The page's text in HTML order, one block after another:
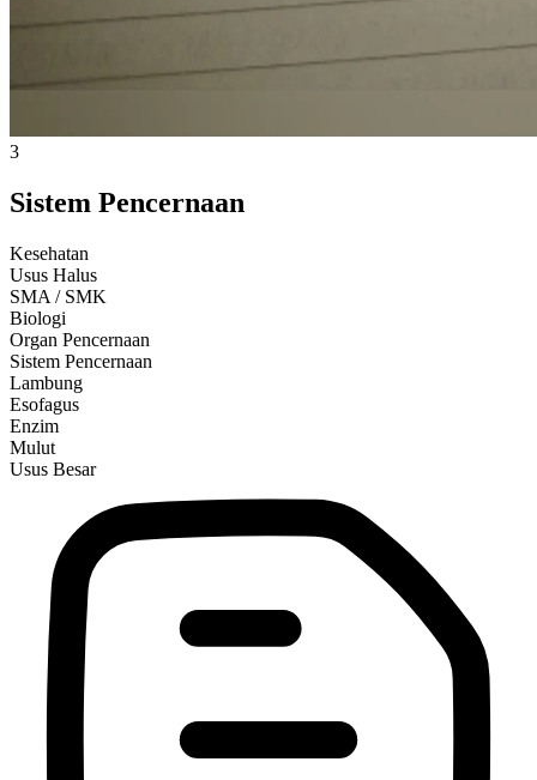
3
Sistem Pencernaan
Kesehatan
Usus Halus
SMA / SMK
Biologi
Organ Pencernaan
Sistem Pencernaan
Lambung
Esofagus
Enzim
Mulut
Usus Besar